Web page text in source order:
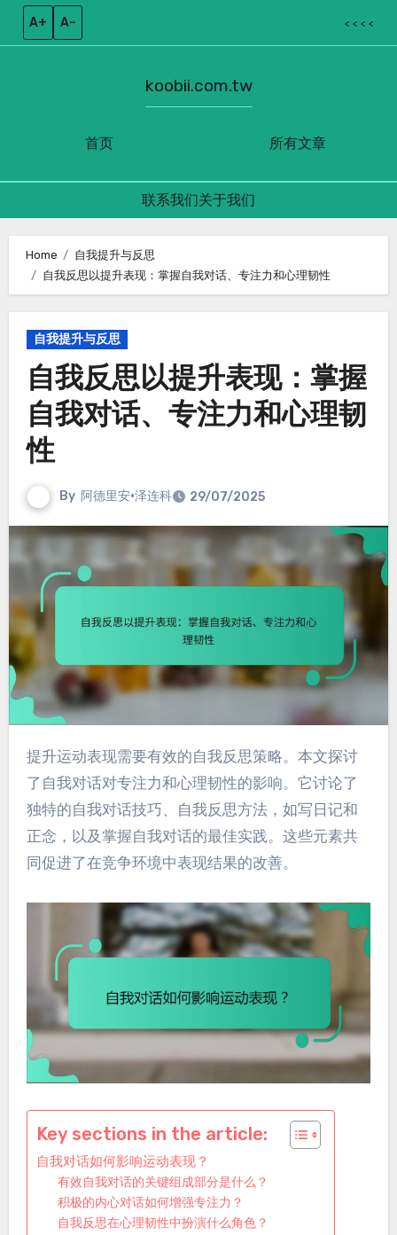
A+ A– < < < <
首页
koobii.com.tw
所有文章
联系我们关于我们
content
Home
自我提升与反思
自我反思以提升表现：掌握自我对话、专注力和心理韧性
自我提升与反思
自我反思以提升表现：掌握
自我对话、专注力和心理韧
性
By 阿德里安·泽连科 29/07/2025
提升运动表现需要有效的自我反思策略。本文探讨
了自我对话对专注力和心理韧性的影响。它讨论了
独特的自我对话技巧、自我反思方法，如写日记和
正念，以及掌握自我对话的最佳实践。这些元素共
同促进了在竞争环境中表现结果的改善。
Key sections in the article:
自我对话如何影响运动表现？
有效自我对话的关键组成部分是什么？
积极的内心对话如何增强专注力？
自我反思在心理韧性中扮演什么角色？